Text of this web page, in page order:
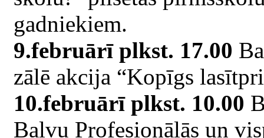
gadniekiem.
9.februārī plkst. 17.00
zālē akcija “Kopīgs
10.februārī plkst. 10.00
Balvu Profesionālās un